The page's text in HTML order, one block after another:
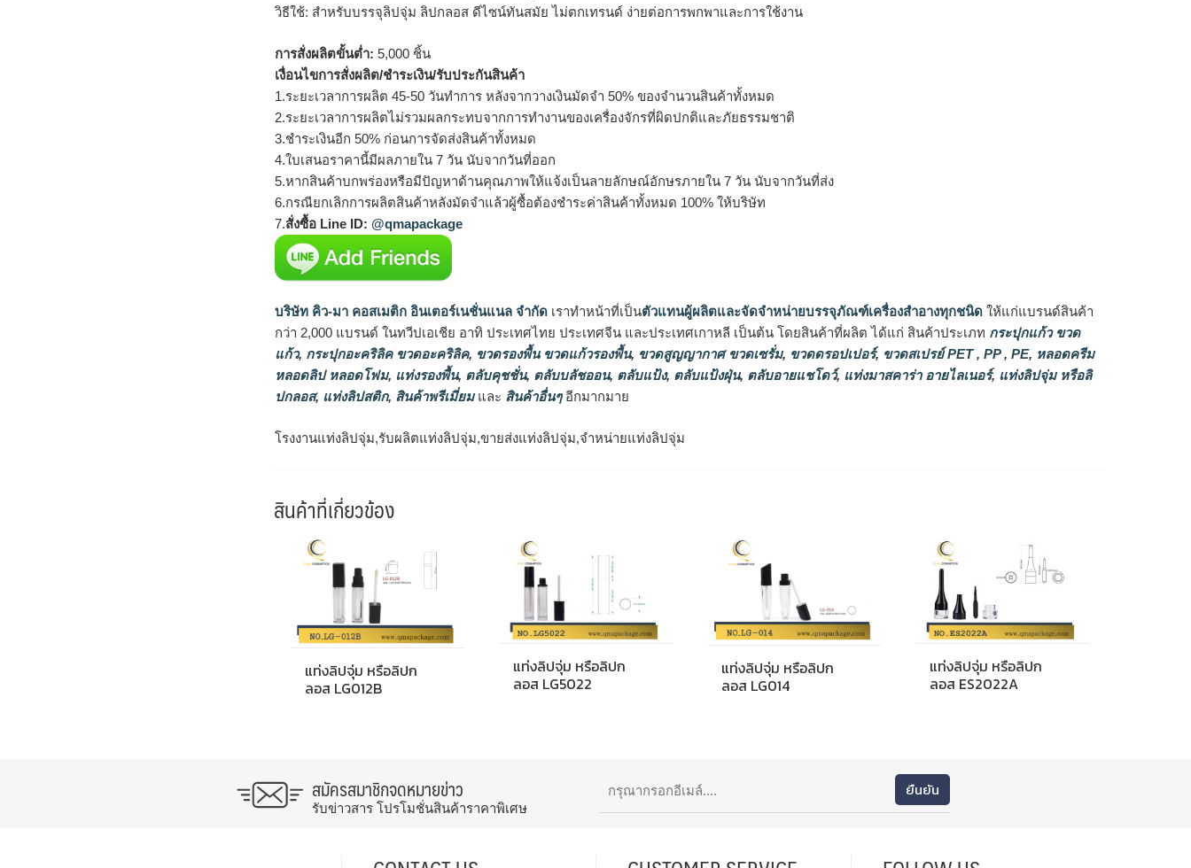
วิธีใช้: สำหรับบรรจุลิปจุ่ม ลิปกลอส ดีไซน์ทันสมัย ไม่ตกเทรนด์ ง่ายต่อการพกพาและการใช้งาน
การสั่งผลิตขั้นต่ำ: 5,000 ชิ้น
เงื่อนไขการสั่งผลิต/ชำระเงิน/รับประกันสินค้า
1.ระยะเวลาการผลิต 45-50 วันทำการ หลังจากวางเงินมัดจำ 50% ของจำนวนสินค้าทั้งหมด
2.ระยะเวลาการผลิตไม่รวมผลกระทบจากการทำงานของเครื่องจักรที่ผิดปกติและภัยธรรมชาติ
3.ชำระเงินอีก 50% ก่อนการจัดส่งสินค้าทั้งหมด
4.ใบเสนอราคานี้มีผลภายใน 7 วัน นับจากวันที่ออก
5.หากสินค้าบกพร่องหรือมีปัญหาด้านคุณภาพให้แจ้งเป็นลายลักษณ์อักษรภายใน 7 วัน นับจากวันที่ส่ง
6.กรณียกเลิกการผลิตสินค้าหลังมัดจำแล้วผู้ซื้อต้องชำระค่าสินค้าทั้งหมด 100% ให้บริษัท
7.สั่งซื้อ Line ID: @qmapackage
บริษัท คิว-มา คอสเมติก อินเตอร์เนชั่นแนล จำกัด เราทำหน้าที่เป็นตัวแทนผู้ผลิตและจัดจำหน่ายบรรจุภัณฑ์เครื่องสำอางทุกชนิด ให้แก่แบรนด์สินค้า
กว่า 2,000 แบรนด์ ในทวีปเอเชีย อาทิ ประเทศไทย ประเทศจีน และประเทศเกาหลี เป็นต้น โดยสินค้าที่ผลิต ได้แก่ สินค้าประเภท กระปุกแก้ว ขวด
แก้ว, กระปุกอะคริลิค ขวดอะคริลิค, ขวดรองพื้น ขวดแก้วรองพื้น, ขวดสูญญากาศ ขวดเซรั่ม, ขวดดรอปเปอร์, ขวดสเปรย์ PET , PP , PE, หลอดครีม
หลอดลิป หลอดโฟม, แท่งรองพื้น, ตลับคุชชั่น, ตลับบลัชออน, ตลับแป้ง, ตลับแป้งฝุ่น, ตลับอายแชโดว์, แท่งมาสคาร่า อายไลเนอร์, แท่งลิปจุ่ม หรือลิ
ปกลอส, แท่งลิปสติก, สินค้าพรีเมี่ยมและ สินค้าอื่นๆอีกมากมาย
โรงงานแท่งลิปจุ่ม,รับผลิตแท่งลิปจุ่ม,ขายส่งแท่งลิปจุ่ม,จำหน่ายแท่งลิปจุ่ม
สินค้าที่เกี่ยวข้อง
แท่งลิปจุ่ม หรือลิปก
ลอส LG012B
แท่งลิปจุ่ม หรือลิปก
ลอส LG5022
แท่งลิปจุ่ม หรือลิปก
ลอส LG014
แท่งลิปจุ่ม หรือลิปก
ลอส ES2022A
สมัครสมาชิกจดหมายข่าว
รับข่าวสาร โปรโมชั่นสินค้าราคาพิเศษ